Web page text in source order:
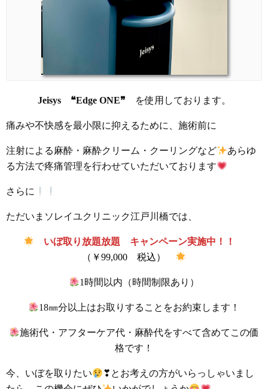
Jeisys ❝Edge ONE❞ を使用しております。
痛みや不快感を最小限に抑えるために、施術前に
注射による麻酔・麻酔クリーム・クーリングなど
あらゆ
る方法で疼痛管理を行わせていただいております
さらに
ただいまソレイユクリニック江戸川橋では、
いぼ取り放題放題 キャンペーン実施中！！
（￥99,000 税込）
1時間以内（時間制限あり）
18㎜分以上はお取りすることをお約束します！
施術代・アフターケア代・麻酔代をすべて含めてこの価
格です！
今、いぼを取りたい
❣とお考えの方がいらっしゃいまし